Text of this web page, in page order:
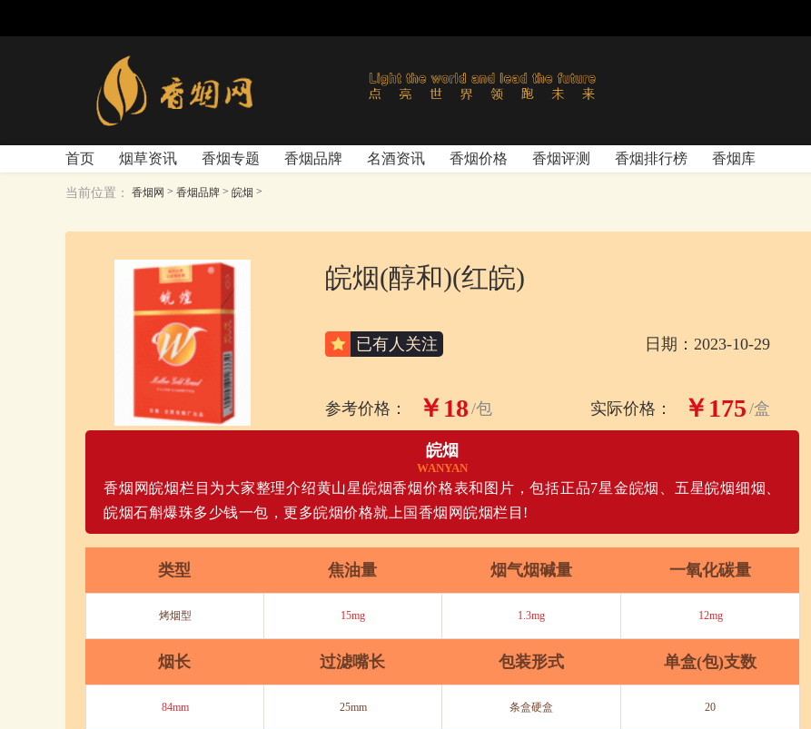
首页 烟草资讯 香烟专题 香烟品牌 名酒资讯 香烟价格 香烟评测 香烟排行榜 香烟库
当前位置： 香烟网 > 香烟品牌 > 皖烟 >
皖烟(醇和)(红皖)
已有人关注 日期：2023-10-29
参考价格： ￥18 /包 实际价格： ￥175 /盒
皖烟
WANYAN
香烟网皖烟栏目为大家整理介绍黄山星皖烟香烟价格表和图片，包括正品7星金皖烟、五星皖烟细烟、
皖烟石斛爆珠多少钱一包，更多皖烟价格就上国香烟网皖烟栏目!
类型 焦油量 烟气烟碱量 一氧化碳量
烤烟型 15mg 1.3mg 12mg
烟长 过滤嘴长 包装形式 单盒(包)支数
84mm 25mm 条盒硬盒 20